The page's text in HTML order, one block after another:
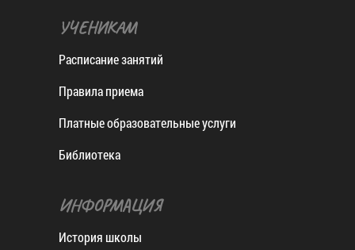
УЧЕНИКАМ
Расписание занятий
Правила приема
Платные образовательные услуги
Библиотека
ИНФОРМАЦИЯ
История школы